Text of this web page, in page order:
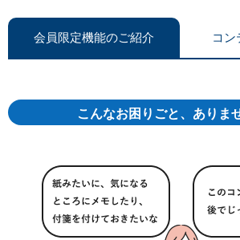
会員限定機能のご紹介 コン
こんなお困りごと、ありま